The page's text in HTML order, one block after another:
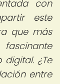
con
este
que más
¿Te
entre